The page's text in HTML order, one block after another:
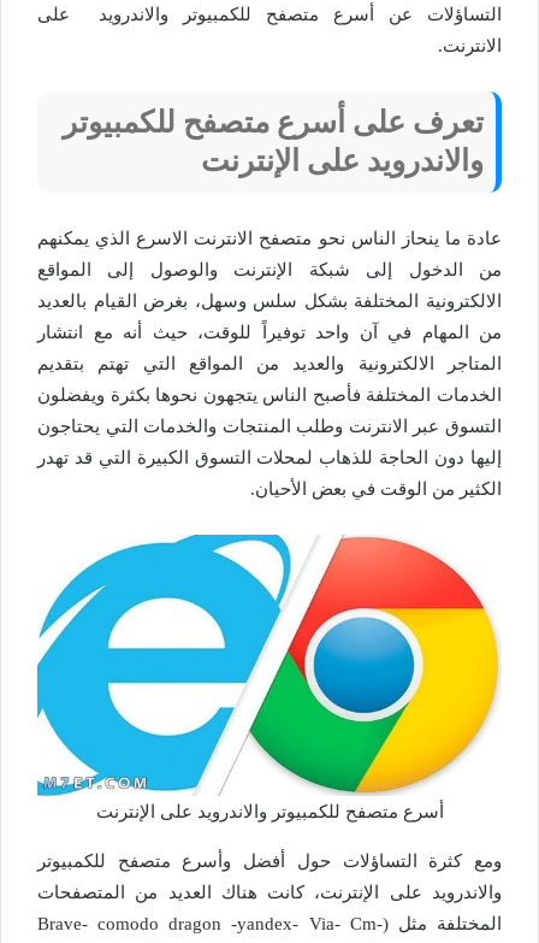
التساؤلات عن أسرع متصفح للكمبيوتر والاندرويد على
الانترنت.
تعرف على أسرع متصفح للكمبيوتر
والاندرويد على الإنترنت
عادة ما ينحاز الناس نحو متصفح الانترنت الاسرع الذي يمكنهم
من الدخول إلى شبكة الإنترنت والوصول إلى المواقع
الالكترونية المختلفة بشكل سلس وسهل، بغرض القيام بالعديد
من المهام في آن واحد توفيراً للوقت، حيث أنه مع انتشار
المتاجر الالكترونية والعديد من المواقع التي تهتم بتقديم
الخدمات المختلفة فأصبح الناس يتجهون نحوها بكثرة ويفضلون
التسوق عبر الانترنت وطلب المنتجات والخدمات التي يحتاجون
إليها دون الحاجة للذهاب لمحلات التسوق الكبيرة التي قد تهدر
الكثير من الوقت في بعض الأحيان.
أسرع متصفح للكمبيوتر والاندرويد على الإنترنت
ومع كثرة التساؤلات حول أفضل وأسرع متصفح للكمبيوتر
والاندرويد على الإنترنت، كانت هناك العديد من المتصفحات
المختلفة مثل (Brave- comodo dragon -yandex- Via- Cm-